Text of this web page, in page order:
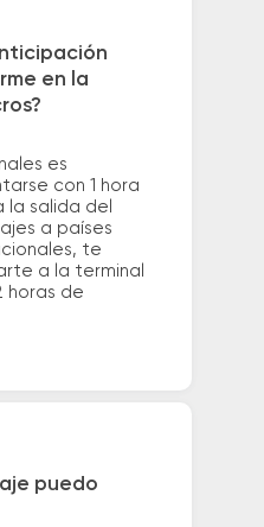
en la
es
con 1 hora
la salida del
a países
te
a la terminal
horas de
puedo